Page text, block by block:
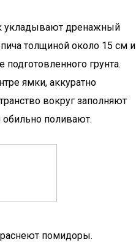
укладывают дренажный
толщиной около 15 см и
грунта.
ямки, аккуратно
вокруг заполняют
поливают.
помидоры.